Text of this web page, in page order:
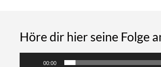
Höre dir hier seine Folge
00:00